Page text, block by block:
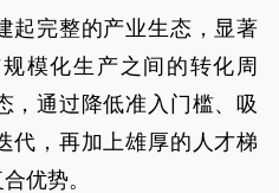
起完整的产业生态，显著
模化生产之间的转化周
，通过降低准入门槛、吸
代，再加上雄厚的人才梯
优势。